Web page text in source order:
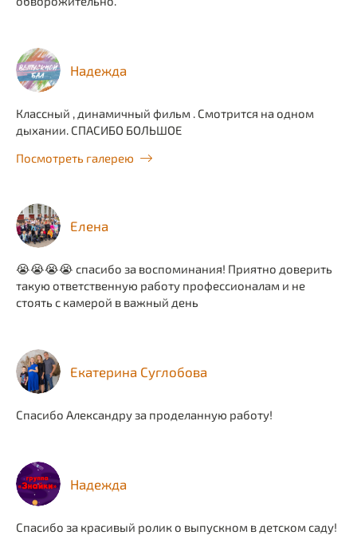
Надежда
Классный , динамичный фильм . Смотрится на одном
дыхании. СПАСИБО БОЛЬШОЕ
Посмотреть галерею
Елена
😭😭😭😭 спасибо за воспоминания! Приятно доверить
такую ответственную работу профессионалам и не
стоять с камерой в важный день
Екатерина Суглобова
Спасибо Александру за проделанную работу!
Надежда
Спасибо за красивый ролик о выпускном в детском саду!